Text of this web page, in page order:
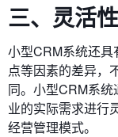
三、灵活
小型CRM系统还
点等因素的差异，
同。小型CRM系
业的实际需求进行
经营管理模式。